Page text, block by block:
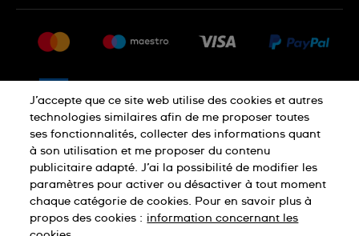
Retour
CGV
Droit de rétractation
Nous rejoindre
Déclaration de confidentialité
Cookies Mentions légales
J’accepte que ce site web utilise des cookies et autres
technologies similaires afin de me proposer toutes
ses fonctionnalités, collecter des informations quant
à son utilisation et me proposer du contenu
publicitaire adapté. J’ai la possibilité de modifier les
paramètres pour activer ou désactiver à tout moment
chaque catégorie de cookies. Pour en savoir plus à
propos des cookies : information concernant les